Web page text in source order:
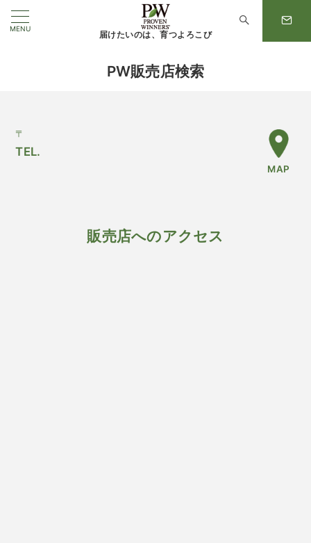
MENU
届けたいのは、育つよろこび
PW販売店検索
〒
TEL.
MAP
販売店へのアクセス